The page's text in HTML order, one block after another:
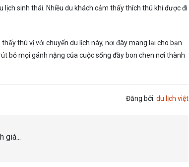
lịch sinh thái. Nhiều du khách cảm thấy thích thú khi được đi
thú vị với chuyến du lịch này, nơi đây mang lại cho bạn
bỏ mọi gánh nặng của cuộc sống đầy bon chen nơi thành
Đăng bởi: du lịch việt
giá...